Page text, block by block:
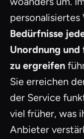
personalisiertes
Bedürfnisse
Unordnung
zu ergreifen
Sie erreichen
der Service
viel früher, was
Anbieter